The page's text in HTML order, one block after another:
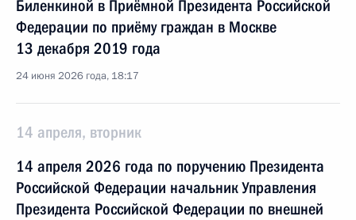
Биленкиной в Приёмной Президента Российской
Федерации по приёму граждан в Москве
13 декабря 2019 года
24 июня 2026 года, 18:17
14 апреля, вторник
14 апреля 2026 года по поручению Президента
Российской Федерации начальник Управления
Президента Российской Федерации по внешней